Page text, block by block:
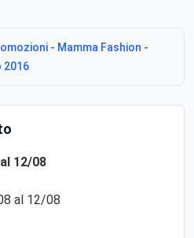
- Mamma Fashion -
2016
12/08